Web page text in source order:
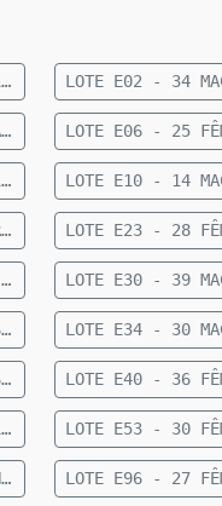
LOTE E01 - 27 MACHOS NELORE 10 A 12 MESES 243 KG 16 KM DE CAMAPUÃ
LOTE E05 - 28 VACAS PARIDAS ANELORADAS 16 MACHOS E 12 FÊMEAS 463 KG 30 KM DE CAMAPUÃ
LOTE E09 - 22 MACHOS NELORE 15 A 18 MESES 349 KG 50 KM DE CAMAPUÃ
LOTE E22 - 19 VACAS NELORE PRENHES - 470 KG - 52 KM DE CAMAPUÃ
LOTE E26 - 18 VACAS NELORE E ANELORADA PRENHES TERÇO MÉDIO 36 MESES 415 KG 80 KM DE CAMAPUÃ
LOTE E33 - 33 MACHOS TRICROSS 15 A 18 MESES 300 KG 47 KM DE FIGUEIRÃO
LOTE E39 - 62 FÊMEAS TRICROSS 15 A 18 MESES 289 KG 47 KM DE FIGUEIRÃO
LOTE E52 - 30 FÊMEAS NELORE 12 A 15 MESES 262 KG 17 KM DE CAMAPUÃ
LOTE E88 - 31 MACHOS CRUZAMENTO INDUSTRIAL 8 MESES 199 KG 36 KM DE CAMAPUÃ